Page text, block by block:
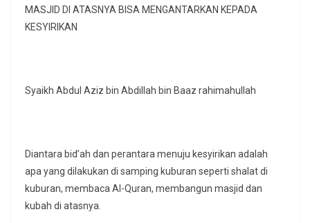
MASJID DI ATASNYA BISA MENGANTARKAN KEPADA
KESYIRIKAN
Syaikh Abdul Aziz bin Abdillah bin Baaz rahimahullah
Diantara bid’ah dan perantara menuju kesyirikan adalah
apa yang dilakukan di samping kuburan seperti shalat di
kuburan, membaca Al-Quran, membangun masjid dan
kubah di atasnya.